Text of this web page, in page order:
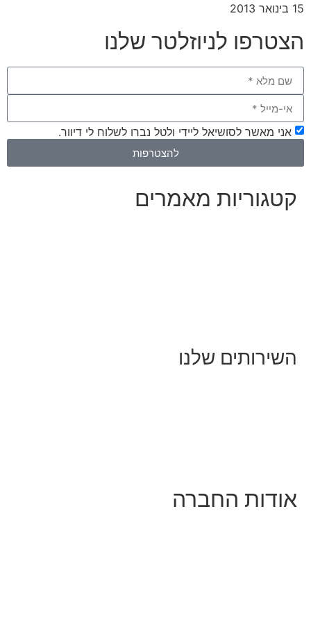
15 בינואר 2013
הצטרפו לניוזלטר שלנו
אני מאשר לסושיאל ליידי ולטל נברו לשלוח לי דיוור.
להצטרפות
קטגוריות מאמרים
השירותים שלנו
אודות החברה